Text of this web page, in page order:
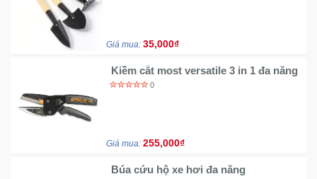
Giá mua: 35,000₫
Kiềm cắt most versatile 3 in 1 đa năng
0
Giá mua: 255,000₫
Búa cứu hộ xe hơi đa năng